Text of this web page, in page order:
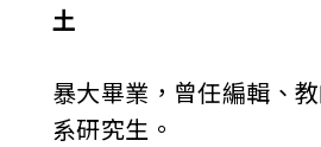
土
暴大畢業，曾任編輯、
系研究生。